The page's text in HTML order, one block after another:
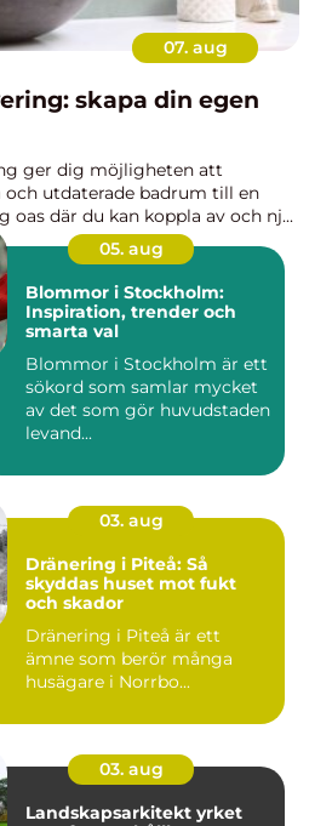
07. aug
skapa din egen
ger dig möjligheten att
utdaterade badrum till en
oas där du kan koppla av och nj...
05. aug
Blommor i Stockholm:
Inspiration, trender och
smarta val
Blommor i Stockholm är ett
sökord som samlar mycket
av det som gör huvudstaden
levand...
03. aug
Dränering i Piteå: Så
skyddas huset mot fukt
och skador
Dränering i Piteå är ett
ämne som berör många
husägare i Norrbo...
03. aug
Landskapsarkitekt yrket